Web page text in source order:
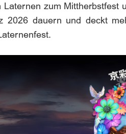
zum
dauern und deckt